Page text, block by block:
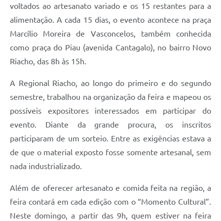
voltados ao artesanato variado e os 15 restantes para a
alimentação. A cada 15 dias, o evento acontece na praça
Marcílio Moreira de Vasconcelos, também conhecida
como praça do Piau (avenida Cantagalo), no bairro Novo
Riacho, das 8h às 15h.
A Regional Riacho, ao longo do primeiro e do segundo
semestre, trabalhou na organização da feira e mapeou os
possíveis expositores interessados em participar do
evento. Diante da grande procura, os inscritos
participaram de um sorteio. Entre as exigências estava a
de que o material exposto fosse somente artesanal, sem
nada industrializado.
Além de oferecer artesanato e comida feita na região, a
feira contará em cada edição com o “Momento Cultural”.
Neste domingo, a partir das 9h, quem estiver na feira